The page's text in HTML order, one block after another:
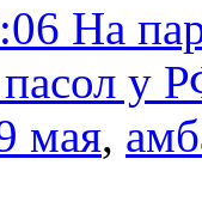
На
пасол у
мая,